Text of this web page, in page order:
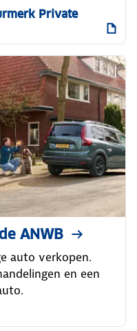
Private
ANWB
auto verkopen.
en een